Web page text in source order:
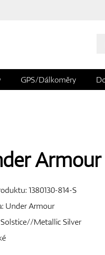
GPS/Dálkoměry
1380130-814-S
Under Armour
Solstice//Metallic Silver